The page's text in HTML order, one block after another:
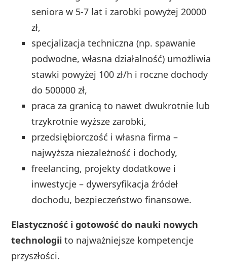
seniora w 5-7 lat i zarobki powyżej 20000
zł,
specjalizacja techniczna (np. spawanie
podwodne, własna działalność) umożliwia
stawki powyżej 100 zł/h i roczne dochody
do 500000 zł,
praca za granicą to nawet dwukrotnie lub
trzykrotnie wyższe zarobki,
przedsiębiorczość i własna firma –
najwyższa niezależność i dochody,
freelancing, projekty dodatkowe i
inwestycje – dywersyfikacja źródeł
dochodu, bezpieczeństwo finansowe.
Elastyczność i gotowość do nauki nowych
technologii to najważniejsze kompetencje
przyszłości.